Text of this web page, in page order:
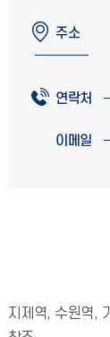
주소
연락처
이메일
지제역, 수원역,